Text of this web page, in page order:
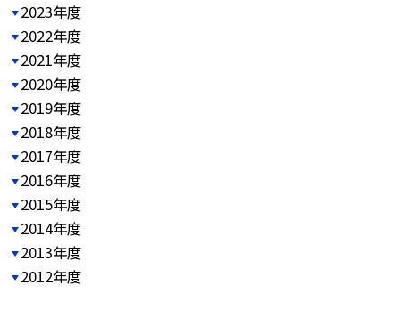
2023年度
2022年度
2021年度
2020年度
2019年度
2018年度
2017年度
2016年度
2015年度
2014年度
2013年度
2012年度